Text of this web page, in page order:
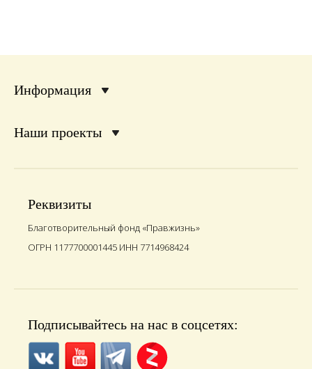
Информация
Наши проекты
Реквизиты
Благотворительный фонд «Правжизнь»
ОГРН 1177700001445 ИНН 7714968424
Подписывайтесь на нас в соцсетях: